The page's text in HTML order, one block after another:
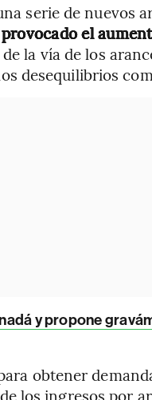
serie de nuevos
el
la vía de los
desequilibrios
y propone
obtener
los ingresos por